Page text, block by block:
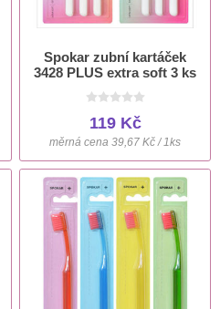
Spokar zubní kartáček
3428 PLUS extra soft 3 ks
119 Kč
měrná cena 39,67 Kč / 1ks